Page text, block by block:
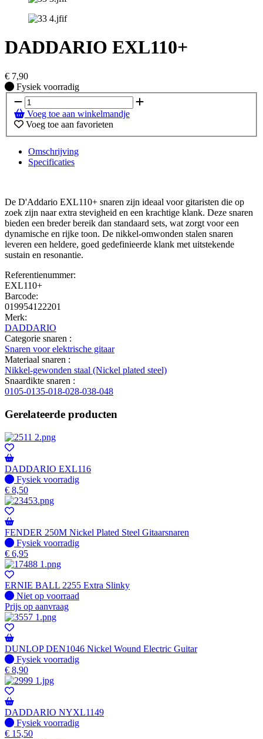
DADDARIO EXL110+
€ 7,90
Fysiek voorradig
Fysiek voorradig
Voeg toe aan winkelmandje
Voeg toe aan favorieten
Omschrijving
Specificaties
De D'Addario EXL110+ snaren zijn ideaal voor gitaristen die op
zoek zijn naar extra stevigheid en een krachtige klank. Deze snaren
bieden een breder bereik dan standaard sets, wat zorgt voor een
dynamische en rijke toon. De nikkel-omwonden stalen snaren
leveren een heldere, goed gedefinieerde klank met uitstekende
sustain en resonantie.
Referentienummer:
EXL110+
Barcode:
019954122201
Merk:
DADDARIO
Categorie snaren :
Snaren voor elektrische gitaar
Materiaal snaren :
Nikkel-gewonden staal (Nickel plated steel)
Snaardikte snaren :
0105-0135-018-028-038-048
Gerelateerde producten
DADDARIO EXL116
Fysiek voorradig
Fysiek voorradig
€ 8,50
FENDER 250M Nickel Plated Steel Gitaarsnaren
Fysiek voorradig
Fysiek voorradig
€ 6,95
ERNIE BALL 2255 Extra Slinky
Fysiek voorradig
Niet op voorraad
Prijs op aanvraag
DUNLOP DEN1046 Nickel Wound Electric Guitar
Fysiek voorradig
Fysiek voorradig
€ 8,90
DADDARIO NYXL1149
Fysiek voorradig
Fysiek voorradig
€ 15,50